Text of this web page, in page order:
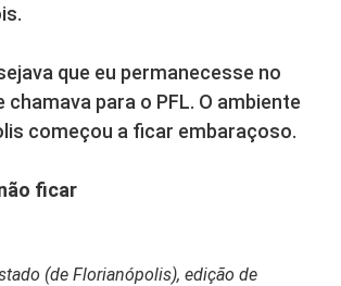
que eu permanecesse no
chamava para o PFL. O ambiente
começou a ficar embaraçoso.
ficar
(de Florianópolis), edição de